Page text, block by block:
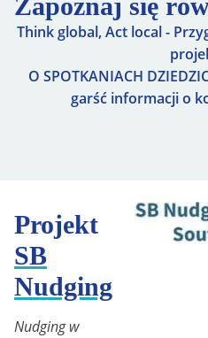
Zapoznaj się
Think global, Act local -
O SPOTKANIACH
garść informacji o
Projekt
SB
Nudging
Nudging w